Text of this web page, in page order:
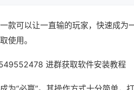
款可以让一直输的玩家，快速成为
使用。
进群获取软件安装教程